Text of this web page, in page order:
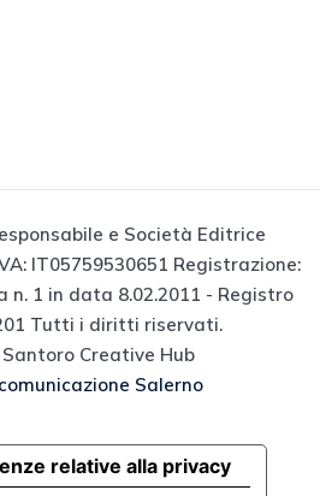
e Società Editrice
IT05759530651 Registrazione:
1 in data 8.02.2011 - Registro
Tutti i diritti riservati.
Creative Hub
Salerno
relative alla privacy